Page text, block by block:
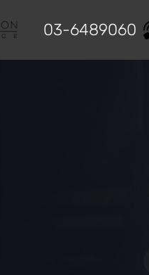
03-6489060